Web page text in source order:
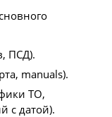
ПСД).
manuals).
ТО,
с датой).